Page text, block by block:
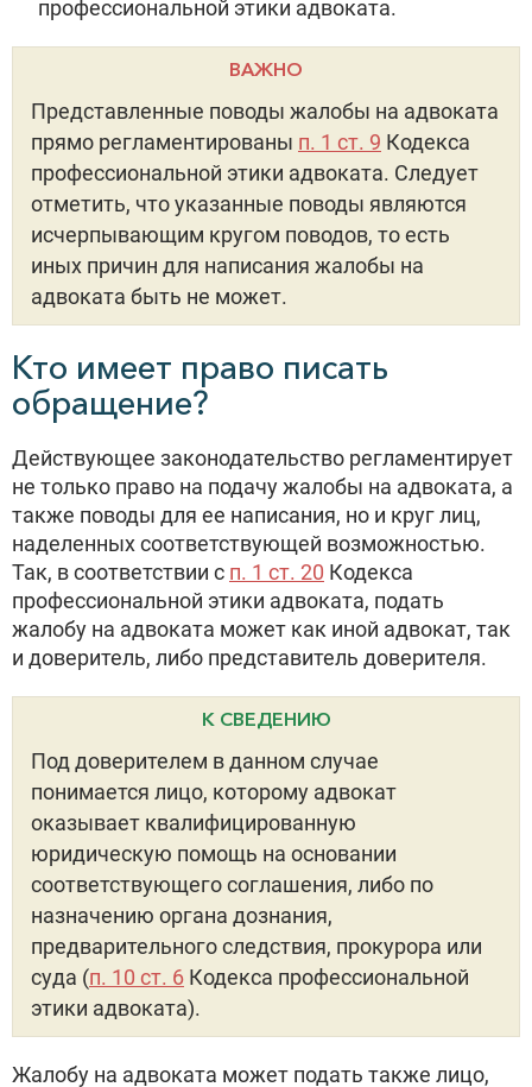
профессиональной этики адвоката.
ВАЖНО
Представленные поводы жалобы на адвоката
прямо регламентированы п. 1 ст. 9 Кодекса
профессиональной этики адвоката. Следует
отметить, что указанные поводы являются
исчерпывающим кругом поводов, то есть
иных причин для написания жалобы на
адвоката быть не может.
Кто имеет право писать
обращение?
Действующее законодательство регламентирует
не только право на подачу жалобы на адвоката, а
также поводы для ее написания, но и круг лиц,
наделенных соответствующей возможностью.
Так, в соответствии с п. 1 ст. 20 Кодекса
профессиональной этики адвоката, подать
жалобу на адвоката может как иной адвокат, так
и доверитель, либо представитель доверителя.
К СВЕДЕНИЮ
Под доверителем в данном случае
понимается лицо, которому адвокат
оказывает квалифицированную
юридическую помощь на основании
соответствующего соглашения, либо по
назначению органа дознания,
предварительного следствия, прокурора или
суда (п. 10 ст. 6 Кодекса профессиональной
этики адвоката).
Жалобу на адвоката может подать также лицо,